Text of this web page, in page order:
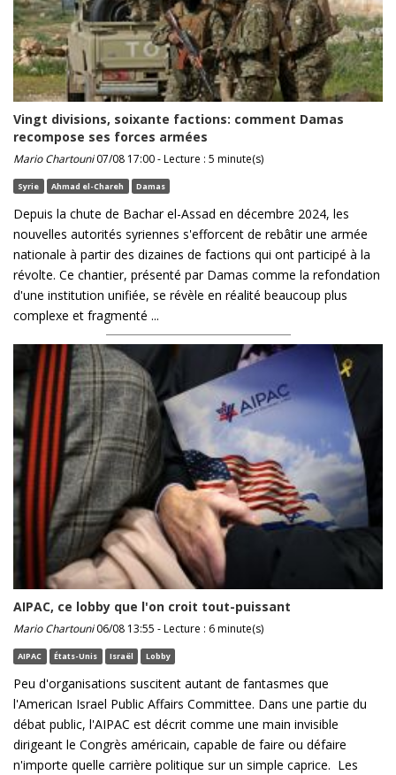
Vingt divisions, soixante factions: comment Damas
recompose ses forces armées
Mario Chartouni07/08 17:00 - Lecture : 5 minute(s)
Syrie Ahmad el-Chareh Damas
Depuis la chute de Bachar el-Assad en décembre 2024, les
nouvelles autorités syriennes s'efforcent de rebâtir une armée
nationale à partir des dizaines de factions qui ont participé à la
révolte. Ce chantier, présenté par Damas comme la refondation
d'une institution unifiée, se révèle en réalité beaucoup plus
complexe et fragmenté ...
AIPAC, ce lobby que l'on croit tout-puissant
Mario Chartouni06/08 13:55 - Lecture : 6 minute(s)
AIPAC États-Unis Israël Lobby
Peu d'organisations suscitent autant de fantasmes que
l'American Israel Public Affairs Committee. Dans une partie du
débat public, l'AIPAC est décrit comme une main invisible
dirigeant le Congrès américain, capable de faire ou défaire
n'importe quelle carrière politique sur un simple caprice. Les